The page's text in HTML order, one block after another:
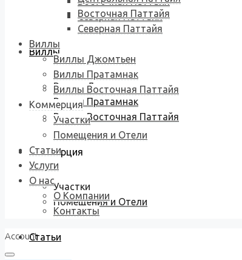
Северная Паттайя
Виллы
Виллы Джомтьен
Виллы Пратамнак
Виллы Восточная Паттайя
Коммерция
Участки
Помещения и Отели
Статьи
Восточная Паттайя
Северная Паттайя
Виллы
Виллы Джомтьен
Виллы Пратамнак
Виллы Восточная Паттайя
Коммерция
Участки
Помещения и Отели
Статьи
Услуги
О нас
О Компании
Контакты
Account